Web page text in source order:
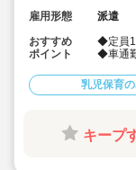
雇用形態
派遣
おすすめ
ポイント
◆定員
◆車通
◆早番
◆週3
◆1日6
◆書き
◆社会
◆松戸
乳児保育
キープ